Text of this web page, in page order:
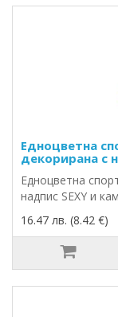
Едноцветна
декорирана с
Едноцветна
надпис SEXY и
16.47 лв. (8.42 €)